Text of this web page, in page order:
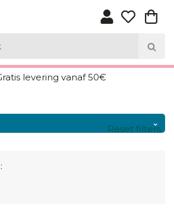
levering vanaf 50€
Reset filters